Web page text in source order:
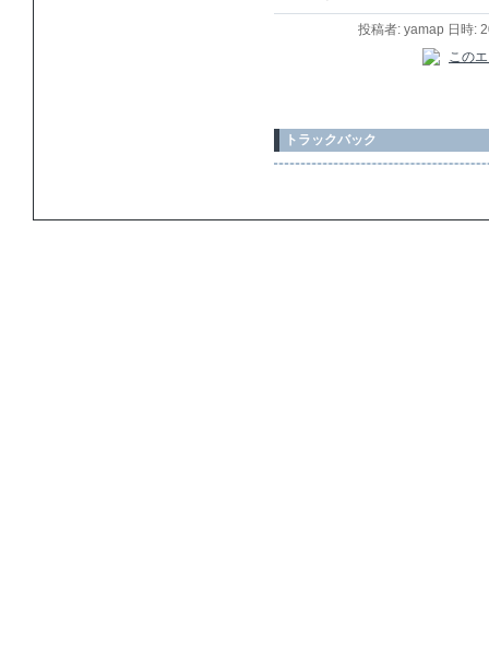
投稿者: yamap 日時:
トラックバック